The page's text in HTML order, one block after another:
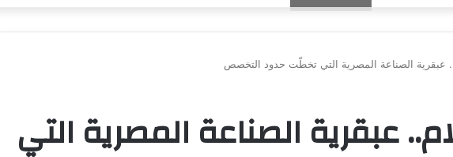
عبقرية الصناعة المصرية التي تخطّت حدود التخصص
عبقرية الصناعة المصرية التي